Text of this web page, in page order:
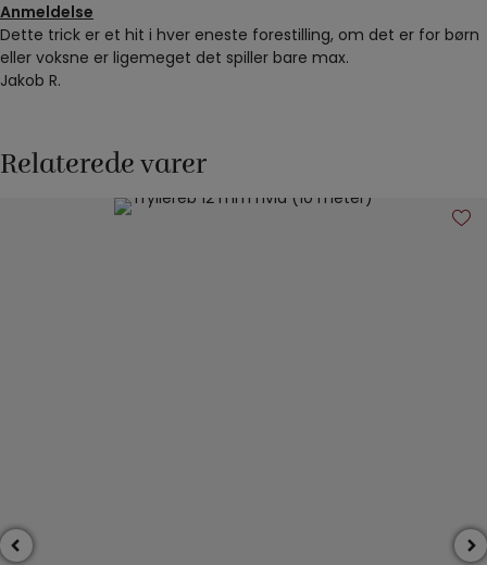
Anmeldelse
Dette trick er et hit i hver eneste forestilling, om det er for børn
eller voksne er ligemeget det spiller bare max.
Jakob R.
Relaterede varer